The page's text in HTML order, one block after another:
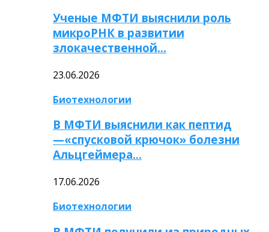
Ученые МФТИ выяснили роль
микроРНК в развитии
злокачественной…
23.06.2026
Биотехнологии
В МФТИ выяснили как пептид
—«спусковой крючок» болезни
Альцгеймера…
17.06.2026
Биотехнологии